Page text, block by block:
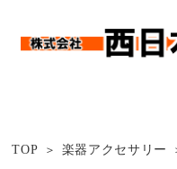
TOP 楽器アクセサリー